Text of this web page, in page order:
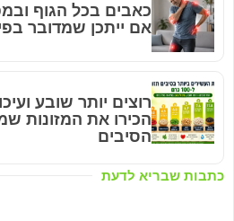
כתבות שבריא לדעת
כאבים בכל הגוף
אם ייתכן שמדובר
רוצים יותר שובע
הכירו את המזונות
הסיבים